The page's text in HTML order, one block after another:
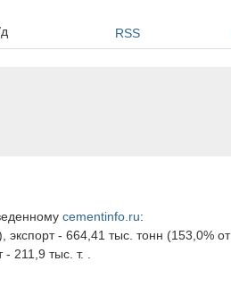
RSS
cementinfo.ru:
- 664,41 тыс. тонн (153,0% от
211,9 тыс. т. .